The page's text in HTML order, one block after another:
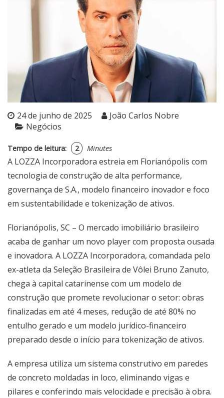
24 de junho de 2025
João Carlos Nobre
Negócios
Tempo de leitura: 2 Minutes
A LOZZA Incorporadora estreia em Florianópolis com
tecnologia de construção de alta performance,
governança de S.A., modelo financeiro inovador e foco
em sustentabilidade e tokenização de ativos.
Florianópolis, SC – O mercado imobiliário brasileiro
acaba de ganhar um novo player com proposta ousada
e inovadora. A LOZZA Incorporadora, comandada pelo
ex-atleta da Seleção Brasileira de Vôlei Bruno Zanuto,
chega à capital catarinense com um modelo de
construção que promete revolucionar o setor: obras
finalizadas em até 4 meses, redução de até 80% no
entulho gerado e um modelo jurídico-financeiro
preparado desde o início para tokenização de ativos.
A empresa utiliza um sistema construtivo em paredes
de concreto moldadas in loco, eliminando vigas e
pilares e conferindo mais velocidade e precisão à obra.